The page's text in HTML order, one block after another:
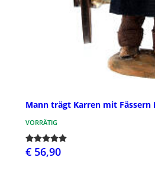
Mann trägt Karren mit Fässern
VORRÄTIG
€ 56,90